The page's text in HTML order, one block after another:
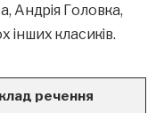
Андрія Головка,
класиків.
речення